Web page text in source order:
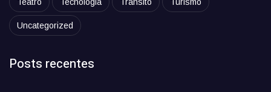
Uncategorized
Posts recentes